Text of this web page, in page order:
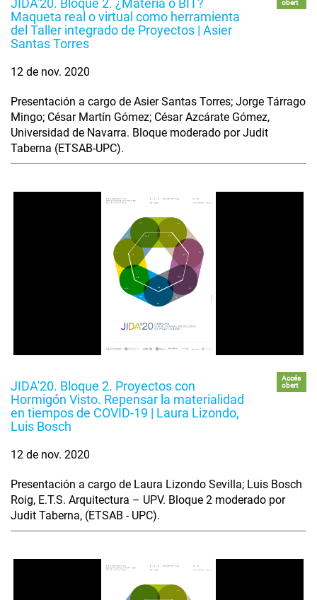
JIDA'20. Bloque 2. ¿Materia o BIT?
Maqueta real o virtual como herramienta
del Taller integrado de Proyectos | Asier
Santas Torres
obert
12 de nov. 2020
Presentación a cargo de Asier Santas Torres; Jorge Tárrago
Mingo; César Martín Gómez; César Azcárate Gómez,
Universidad de Navarra. Bloque moderado por Judit
Taberna (ETSAB-UPC).
JIDA'20. Bloque 2. Proyectos con
Hormigón Visto. Repensar la materialidad
en tiempos de COVID-19 | Laura Lizondo,
Luis Bosch
Accés
obert
12 de nov. 2020
Presentación a cargo de Laura Lizondo Sevilla; Luis Bosch
Roig, E.T.S. Arquitectura – UPV. Bloque 2 moderado por
Judit Taberna, (ETSAB - UPC).